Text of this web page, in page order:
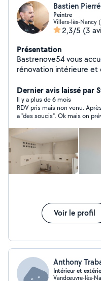
Bastien
Peintre
Villers-lès-Nancy
2,3/5 (3
Présentation
Bastrenove54 vous
rénovation intérieure
paysages/jardin, pose
N'hésitez pas à me
Dernier avis laissé par
Il y a plus de 6 mois
RDV pris mais non venu.
a "des soucis". Ok mais on
Voir le profil
Anthony
Intérieur et
Vandœuvre-lès-